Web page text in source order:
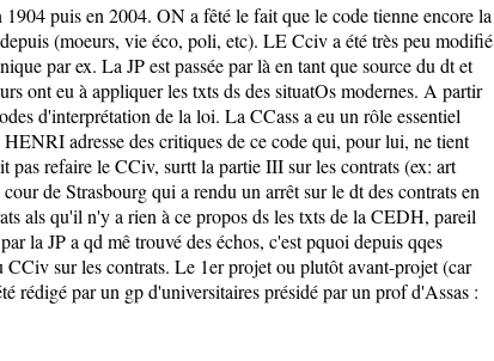
puis en 2004. ON a fêté le fait que le code tienne encore la
(moeurs, vie éco, poli, etc). LE Cciv a été très peu modifié
par ex. La JP est passée par là en tant que source du dt et
ont eu à appliquer les txts ds des situatOs modernes. A partir
d'interprétation de la loi. La CCass a eu un rôle essentiel
adresse des critiques de ce code qui, pour lui, ne tient
pas refaire le CCiv, surtt la partie III sur les contrats (ex: art
de Strasbourg qui a rendu un arrêt sur le dt des contrats en
als qu'il n'y a rien à ce propos ds les txts de la CEDH, pareil
la JP a qd mê trouvé des échos, c'est pquoi depuis qqes
CCiv sur les contrats. Le 1er projet ou plutôt avant-projet (car
rédigé par un gp d'universitaires présidé par un prof d'Assas :